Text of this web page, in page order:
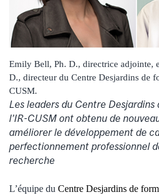
Emily Bell, Ph. D., directrice adjointe,
D., directeur du Centre Desjardins de
CUSM.
Les leaders du Centre
l’IR-CUSM ont obtenu de
améliorer le développement de
perfectionnement professionnel
recherche
L’équipe du Centre Desjardins de